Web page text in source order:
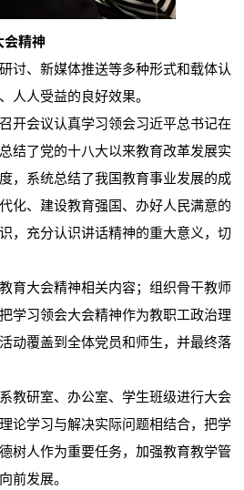
会精神
、新媒体推送等多种形式和载体认
人人受益的良好效果。
会议认真学习领会习近平总书记在
结了党的十八大以来教育改革发展实
，系统总结了我国教育事业发展的成
化、建设教育强国、办好人民满意的
，充分认识讲话精神的重大意义，切
大会精神相关内容；组织骨干教师
学习领会大会精神作为教职工政治理
动覆盖到全体党员和师生，并最终落
研室、办公室、学生班级进行大会
论学习与解决实际问题相结合，把学
人作为重要任务，加强教育教学管
前发展。